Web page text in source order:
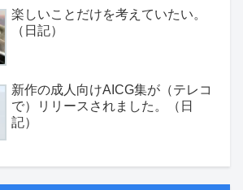
楽しいことだけを考えていたい。
（日記）
新作の成人向けAICG集が（テレコ
で）リリースされました。（日
記）